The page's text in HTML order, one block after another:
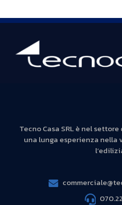
Tecno Casa SRL è nel
una lunga esperienza